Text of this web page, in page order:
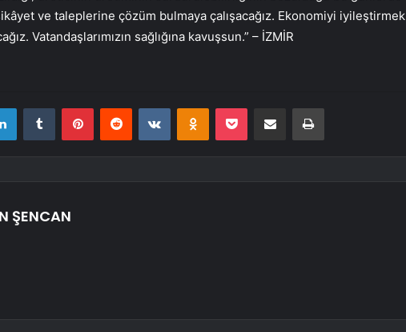
ve taleplerine çözüm bulmaya çalışacağız. Ekonomiyi iyileştirmek
Vatandaşlarımızın sağlığına kavuşsun.” – İZMİR
LinkedInTumblr PinterestReddit VKontakteOdnoklassniki
Pocket E-Posta ile paylaş Yazdır
ŞENCAN